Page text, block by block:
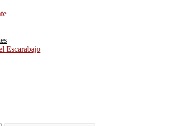
Escarabajo